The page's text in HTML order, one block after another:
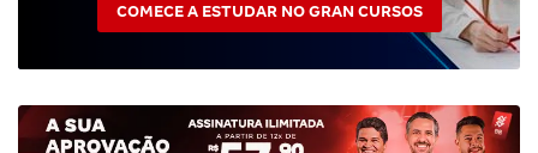
COMECE A ESTUDAR NO GRAN CURSOS